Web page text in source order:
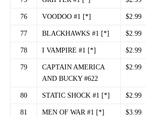
76 VOODOO #1 [*] $2.99
77 BLACKHAWKS #1 [*] $2.99
78 I VAMPIRE #1 [*] $2.99
79
CAPTAIN AMERICA
AND BUCKY #622
$2.99
80 STATIC SHOCK #1 [*] $2.99
81 MEN OF WAR #1 [*] $3.99